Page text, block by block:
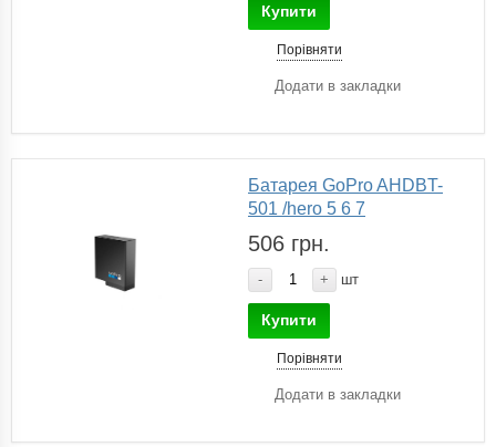
Купити
Порівняти
Додати в закладки
Батарея GoPro AHDBT-
501 /hero 5 6 7
506 грн.
- + шт
Купити
Порівняти
Додати в закладки